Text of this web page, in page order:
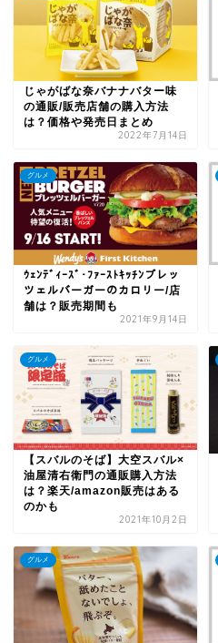
じゃがばな奈バナナバター味
の通販/販売店舗の購入方法
は？価格や発売日まとめ
2022年7月14日
グルメ
ｳｪﾝﾃﾞｨｰｽﾞ･ﾌｧｰｽﾄｷｯﾁﾝプレッ
ツェルバーガーのカロリー/店
舗は？販売期間も
2021年9月14日
グルメ
【スバルのそば】大空スバル×
油屋清右衛門の通販購入方法
は？楽天/amazon販売はある
のかも
2021年10月2日
グルメ